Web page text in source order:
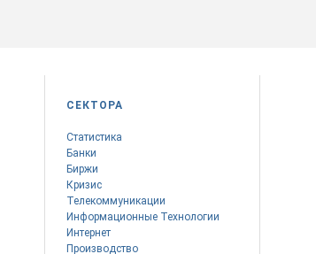
СЕКТОРА
Статистика
Банки
Биржи
Кризис
Телекоммуникации
Информационные Технологии
Интернет
Производство